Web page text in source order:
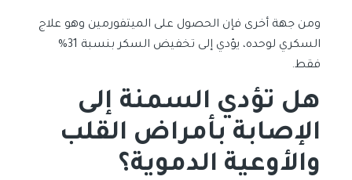
ومن جهة أخرى فإن الحصول على الميتفورمين وهو علاج
السكري لوحده، يؤدي إلى تخفيض السكر بنسبة 31%
فقط.
هل تؤدي السمنة إلى
الإصابة بأمراض القلب
والأوعية الدموية؟